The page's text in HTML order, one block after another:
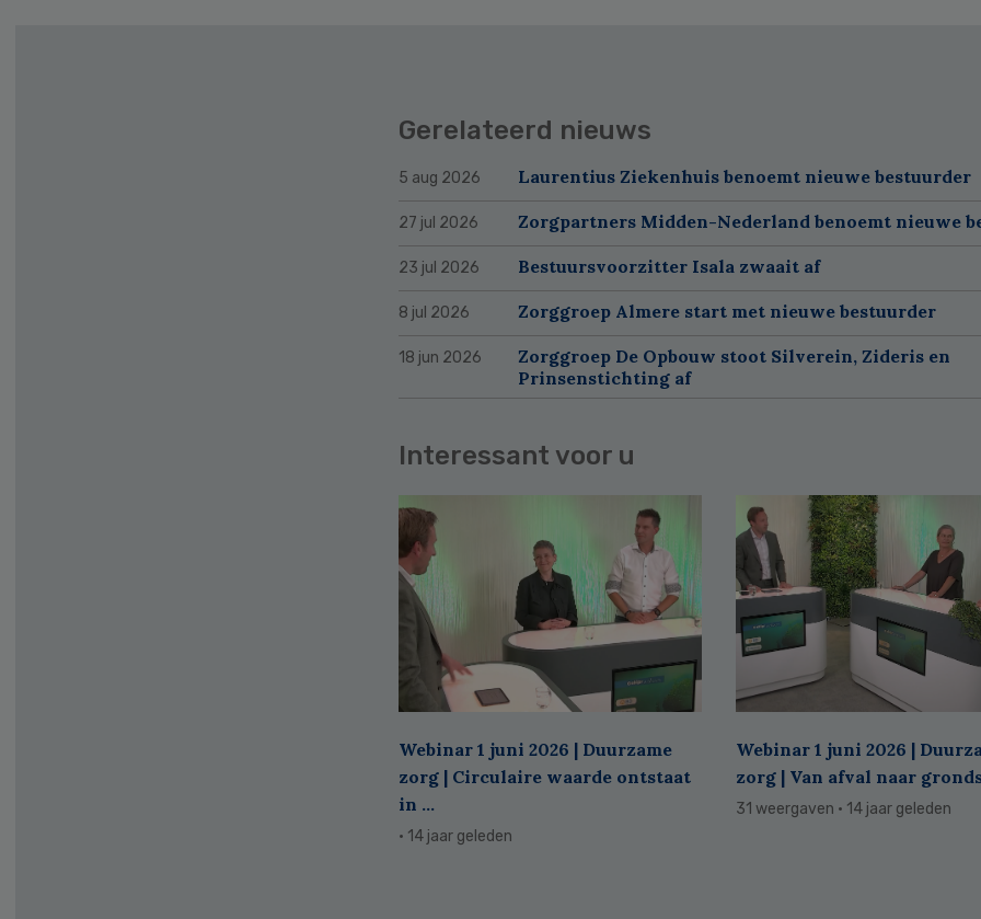
Gerelateerd nieuws
5 aug 2026 Laurentius Ziekenhuis benoemt nieuwe bestuurder
27 jul 2026 Zorgpartners Midden-Nederland benoemt nieuwe
23 jul 2026 Bestuursvoorzitter Isala zwaait af
8 jul 2026 Zorggroep Almere start met nieuwe bestuurder
18 jun 2026
Zorggroep De Opbouw stoot Silverein, Zideris en
Prinsenstichting af
Interessant voor u
Webinar 1 juni 2026 | Duurzame
zorg | Circulaire waarde ontstaat
in ...
· 14 jaar geleden
Webinar 1 juni 2026 |
zorg | Van afval naar
31 weergaven · 14 jaar geleden